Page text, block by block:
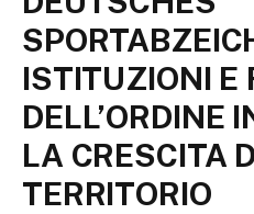
ISTITUZIONI E
DELL’ORDINE
LA CRESCITA
TERRITORIO